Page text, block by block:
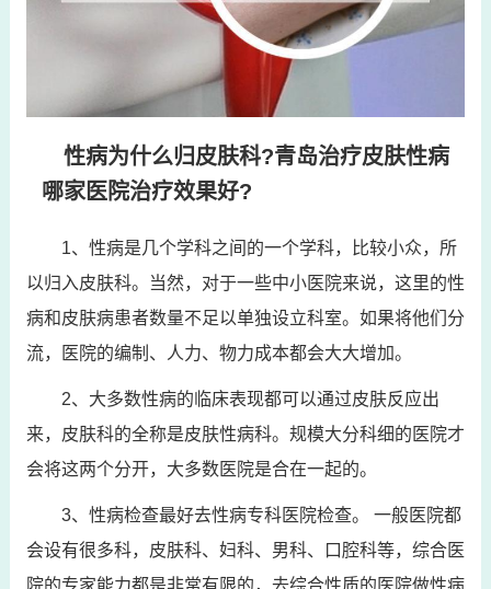
性病为什么归皮肤科?青岛治疗皮肤性病
哪家医院治疗效果好?
1、性病是几个学科之间的一个学科，比较小众，所
以归入皮肤科。当然，对于一些中小医院来说，这里的性
病和皮肤病患者数量不足以单独设立科室。如果将他们分
流，医院的编制、人力、物力成本都会大大增加。
2、大多数性病的临床表现都可以通过皮肤反应出
来，皮肤科的全称是皮肤性病科。规模大分科细的医院才
会将这两个分开，大多数医院是合在一起的。
3、性病检查最好去性病专科医院检查。 一般医院都
会设有很多科，皮肤科、妇科、男科、口腔科等，综合医
院的专家能力都是非常有限的，去综合性质的医院做性病